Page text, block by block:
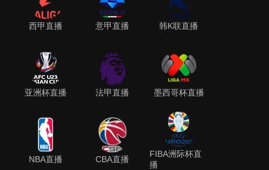
西甲直播 意甲直播 韩K联直播
亚洲杯直播 法甲直播 墨西哥杯直播
NBA直播 CBA直播
FIBA洲际杯直
播